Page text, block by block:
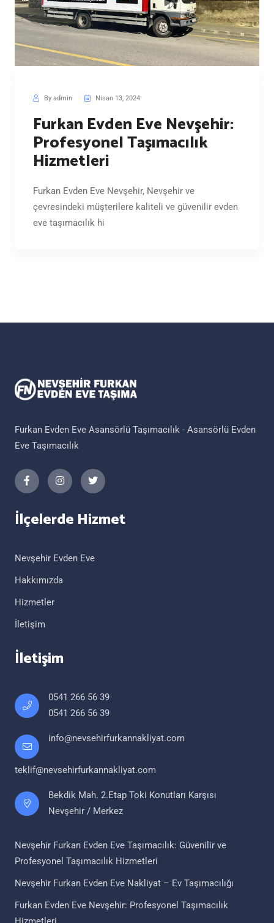
By admin Nisan 13, 2024
Furkan Evden Eve Nevşehir:
Profesyonel Taşımacılık
Hizmetleri
Furkan Evden Eve Nevşehir, Nevşehir ve
çevresindeki müşterilere kaliteli ve güvenilir evden
eve taşımacılık hi
Furkan Evden Eve Asansörlü Taşımacılık - Asansörlü Evden
Eve Taşımacılık
İlçelerde Hizmet
Nevşehir Evden Eve
Hakkımızda
Hizmetler
İletişim
İletişim
0541 266 56 39
0541 266 56 39
info@nevsehirfurkannakliyat.com
teklif@nevsehirfurkannakliyat.com
Bekdik Mah. 2.Etap Toki Konutları Karşısı
Nevşehir / Merkez
Nevşehir Furkan Evden Eve Taşımacılık: Güvenilir ve
Profesyonel Taşımacılık Hizmetleri
Nevşehir Furkan Evden Eve Nakliyat – Ev Taşımacılığı
Furkan Evden Eve Nevşehir: Profesyonel Taşımacılık